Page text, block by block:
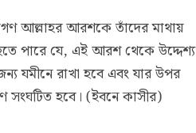
আল্লাহর আরশকে তাঁদের মাথায়
পারে যে, এই আরশ থেকে উদ্দেশ্য
যমীনে রাখা হবে এবং যার উপর
হবে। (ইবনে কাসীর)